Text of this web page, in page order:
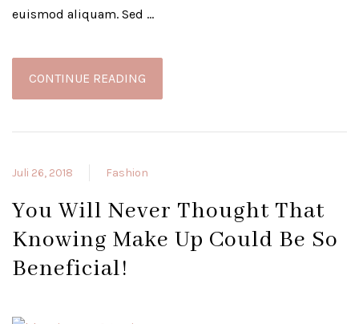
euismod aliquam. Sed …
CONTINUE READING
Juli 26, 2018 Fashion
You Will Never Thought That
Knowing Make Up Could Be So
Beneficial!